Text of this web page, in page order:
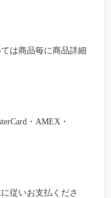
は商品毎に商品詳細
・AMEX・
従いお支払くださ